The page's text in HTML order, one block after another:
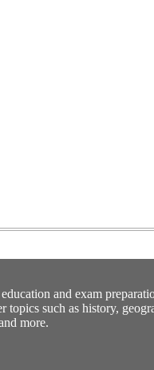
and exam
topics such as history,
more.